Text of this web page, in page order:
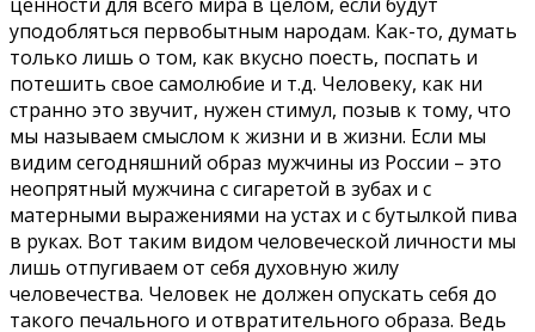
уподобляться первобытным народам. Как-то, думать
только лишь о том, как вкусно поесть, поспать и
потешить свое самолюбие и т.д. Человеку, как ни
странно это звучит, нужен стимул, позыв к тому, что
мы называем смыслом к жизни и в жизни. Если мы
видим сегодняшний образ мужчины из России – это
неопрятный мужчина с сигаретой в зубах и с
матерными выражениями на устах и с бутылкой пива
в руках. Вот таким видом человеческой личности мы
лишь отпугиваем от себя духовную жилу
человечества. Человек не должен опускать себя до
такого печального и отвратительного образа. Ведь